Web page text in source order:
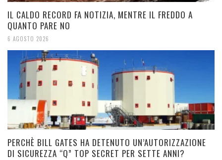
IL CALDO RECORD FA NOTIZIA, MENTRE IL FREDDO A
QUANTO PARE NO
6 AGOSTO 2026
PERCHÈ BILL GATES HA DETENUTO UN’AUTORIZZAZIONE
DI SICUREZZA “Q” TOP SECRET PER SETTE ANNI?